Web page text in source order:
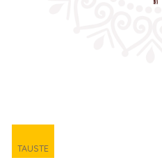
TAUSTE